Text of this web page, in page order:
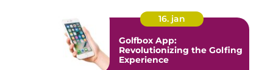
16. jan
Golfbox App:
Revolutionizing the Golfing
Experience